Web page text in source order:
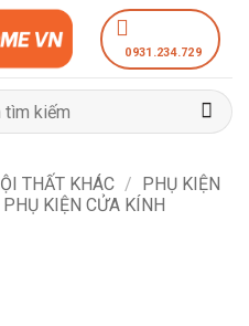
0931.234.729
THẤT KHÁC / PHỤ KIỆN
PHỤ KIỆN CỬA KÍNH